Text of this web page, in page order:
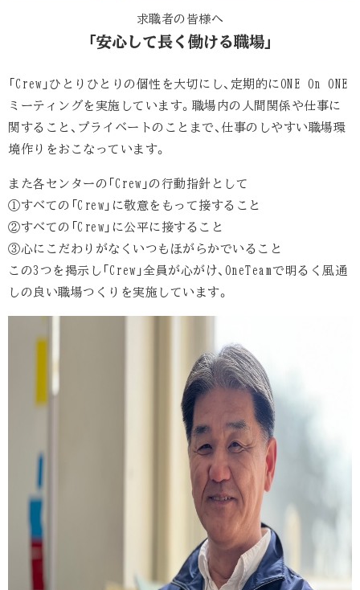
求職者の皆様へ
「安心して長く働ける職場」
「Crew」ひとりひとりの個性を大切にし、定期的にONE On ONE
ミーティングを実施しています。職場内の人間関係や仕事に
関すること、プライベートのことまで、仕事のしやすい職場環
境作りをおこなっています。
また各センターの「Crew」の行動指針として
①すべての「Crew」に敬意をもって接すること
②すべての「Crew」に公平に接すること
③心にこだわりがなくいつもほがらかでいること
この3つを掲示し「Crew」全員が心がけ、OneTeamで明るく風通
しの良い職場つくりを実施しています。